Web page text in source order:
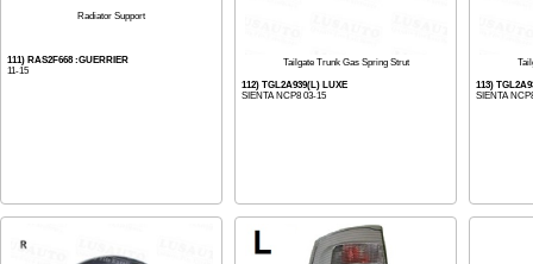
Radiator Support
111) RAS2F668 :GUERRIER
11-15
Tailgate Trunk Gas Spring Strut
112) TGL2A939(L) LUXE
SIENTA NCP8 03-15
113)
SIENTA